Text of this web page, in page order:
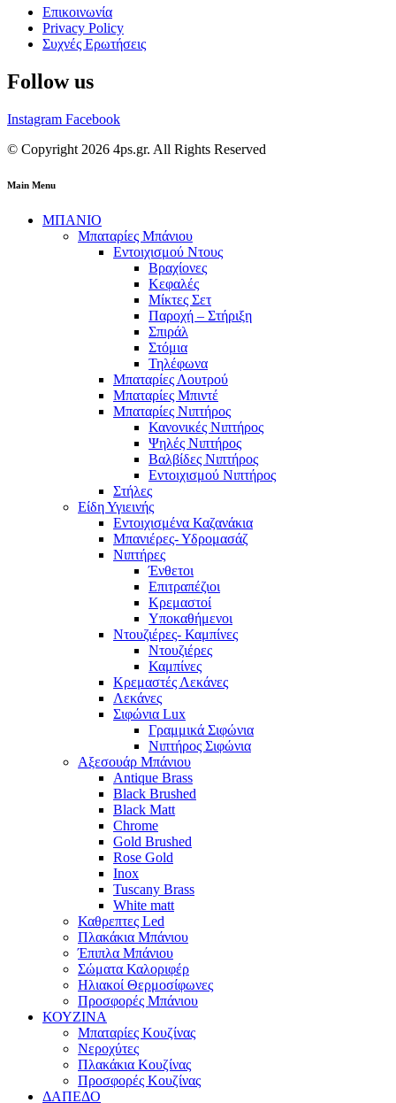
Επικοινωνία
Privacy Policy
Συχνές Ερωτήσεις
Follow us
Instagram Facebook
© Copyright 2026 4ps.gr. All Rights Reserved
Main Menu
ΜΠΑΝΙΟ
Μπαταρίες Μπάνιου
Εντοιχισμού Ντους
Βραχίονες
Κεφαλές
Μίκτες Σετ
Παροχή – Στήριξη
Σπιράλ
Στόμια
Τηλέφωνα
Μπαταρίες Λουτρού
Μπαταρίες Μπιντέ
Μπαταρίες Νιπτήρος
Κανονικές Νιπτήρος
Ψηλές Νιπτήρος
Βαλβίδες Νιπτήρος
Εντοιχισμού Νιπτήρος
Στήλες
Είδη Υγιεινής
Εντοιχισμένα Καζανάκια
Μπανιέρες- Υδρομασάζ
Νιπτήρες
Ένθετοι
Επιτραπέζιοι
Κρεμαστοί
Υποκαθήμενοι
Ντουζιέρες- Καμπίνες
Ντουζιέρες
Καμπίνες
Κρεμαστές Λεκάνες
Λεκάνες
Σιφώνια Lux
Γραμμικά Σιφώνια
Νιπτήρος Σιφώνια
Αξεσουάρ Μπάνιου
Antique Brass
Black Brushed
Black Matt
Chrome
Gold Brushed
Rose Gold
Inox
Tuscany Brass
White matt
Καθρεπτες Led
Πλακάκια Μπάνιου
Έπιπλα Μπάνιου
Σώματα Καλοριφέρ
Ηλιακοί Θερμοσίφωνες
Προσφορές Μπάνιου
ΚΟΥΖΙΝΑ
Μπαταρίες Κουζίνας
Νεροχύτες
Πλακάκια Κουζίνας
Προσφορές Κουζίνας
ΔΑΠΕΔΟ